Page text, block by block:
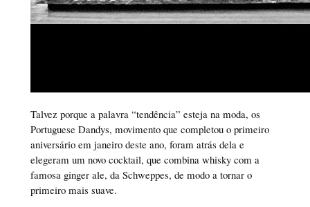
Talvez porque a palavra “tendência” esteja na moda, os
Portuguese Dandys, movimento que completou o primeiro
aniversário em janeiro deste ano, foram atrás dela e
elegeram um novo cocktail, que combina whisky com a
famosa ginger ale, da Schweppes, de modo a tornar o
primeiro mais suave.